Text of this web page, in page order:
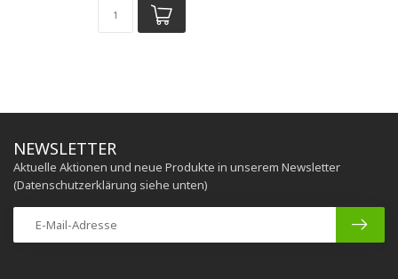
NEWSLETTER
Aktuelle Aktionen und neue Produkte in unserem Newsletter
(Datenschutzerklärung siehe unten)